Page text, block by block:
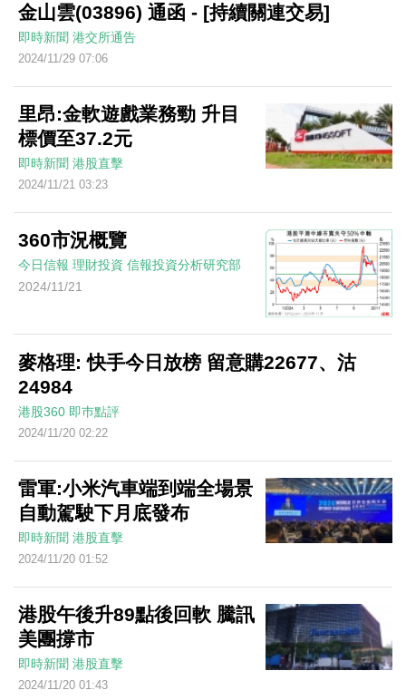
金山雲(03896) 通函 - [持續關連交易]
即時新聞 港交所通告
2024/11/29 07:06
里昂:金軟遊戲業務勁 升目
標價至37.2元
即時新聞 港股直擊
2024/11/21 03:23
360市況概覽
今日信報 理財投資 信報投資分析研究部
2024/11/21
麥格理: 快手今日放榜 留意購22677、沽
24984
港股360 即巿點評
2024/11/20 02:22
雷軍:小米汽車端到端全場景
自動駕駛下月底發布
即時新聞 港股直擊
2024/11/20 01:52
港股午後升89點後回軟 騰訊
美團撐市
即時新聞 港股直擊
2024/11/20 01:43